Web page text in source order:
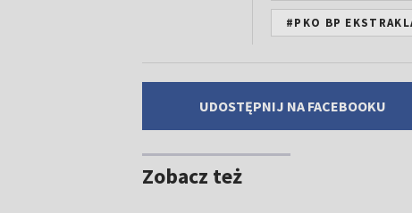
#PKO BP
UDOSTĘPNIJ NA FACEBOOKU
Zobacz też